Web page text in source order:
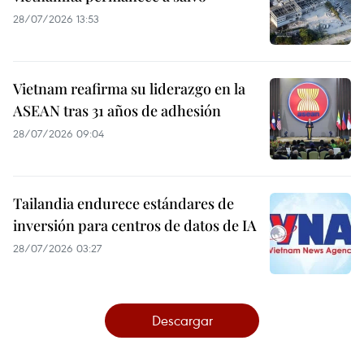
28/07/2026 13:53
Vietnam reafirma su liderazgo en la
ASEAN tras 31 años de adhesión
28/07/2026 09:04
Tailandia endurece estándares de
inversión para centros de datos de IA
28/07/2026 03:27
Descargar